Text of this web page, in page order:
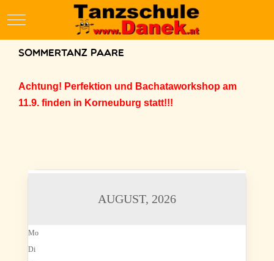
Mobile Menu Toggle
Sommertanz Paare
Achtung! Perfektion und Bachataworkshop am
11.9. finden in Korneuburg statt!!!
AUGUST, 2026
Mo
Di